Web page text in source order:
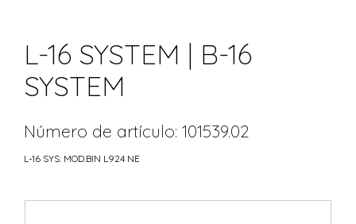
L-16 SYSTEM | B-16
SYSTEM
Número de artículo: 101539.02
L-16 SYS: MOD.BIN L924 NE